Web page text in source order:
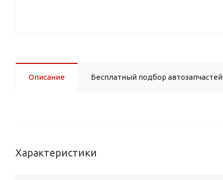
Описание Бесплатный подбор автозапчастей
Характеристики